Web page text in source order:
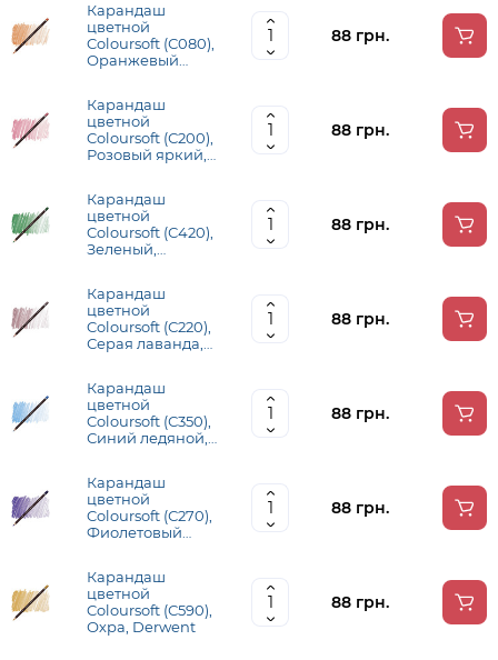
Карандаш
цветной
Coloursoft (С080),
Оранжевый
88 грн.
Карандаш
цветной
Coloursoft (С200),
Розовый яркий,
88 грн.
Карандаш
цветной
Coloursoft (С420),
Зеленый,
88 грн.
Карандаш
цветной
Coloursoft (С220),
Серая лаванда,
88 грн.
Карандаш
цветной
Coloursoft (С350),
Синий ледяной,
88 грн.
Карандаш
цветной
Coloursoft (С270),
Фиолетовый
88 грн.
Карандаш
цветной
Coloursoft (С590),
Охра, Derwent
88 грн.